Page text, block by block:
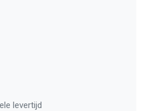
levertijd